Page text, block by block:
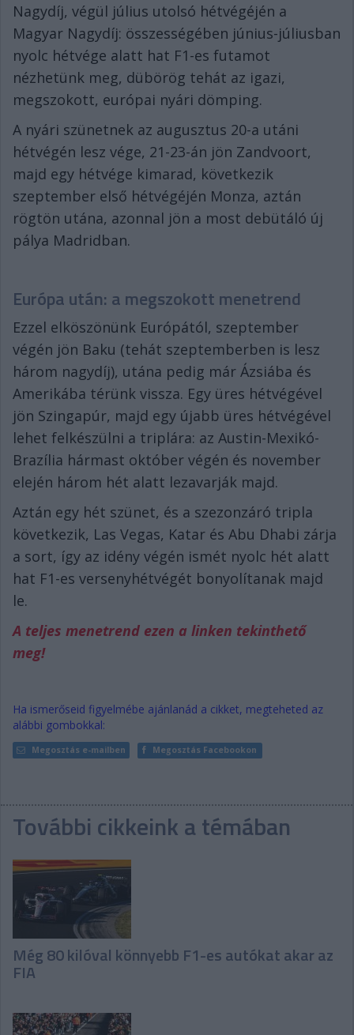
Nagydíj, végül július utolsó hétvégéjén a
Magyar Nagydíj: összességében június-júliusban
nyolc hétvége alatt hat F1-es futamot
nézhetünk meg, dübörög tehát az igazi,
megszokott, európai nyári dömping.
A nyári szünetnek az augusztus 20-a utáni
hétvégén lesz vége, 21-23-án jön Zandvoort,
majd egy hétvége kimarad, következik
szeptember első hétvégéjén Monza, aztán
rögtön utána, azonnal jön a most debütáló új
pálya Madridban.
Európa után: a megszokott menetrend
Ezzel elköszönünk Európától, szeptember
végén jön Baku (tehát szeptemberben is lesz
három nagydíj), utána pedig már Ázsiába és
Amerikába térünk vissza. Egy üres hétvégével
jön Szingapúr, majd egy újabb üres hétvégével
lehet felkészülni a triplára: az Austin-Mexikó-
Brazília hármast október végén és november
elején három hét alatt lezavarják majd.
Aztán egy hét szünet, és a szezonzáró tripla
következik, Las Vegas, Katar és Abu Dhabi zárja
a sort, így az idény végén ismét nyolc hét alatt
hat F1-es versenyhétvégét bonyolítanak majd
le.
A teljes menetrend ezen a linken tekinthető
meg!
Ha ismerőseid figyelmébe ajánlanád a cikket, megteheted az
alábbi gombokkal:
Megosztás e-mailben Megosztás Facebookon
További cikkeink a témában
Még 80 kilóval könnyebb F1-es autókat akar az
FIA